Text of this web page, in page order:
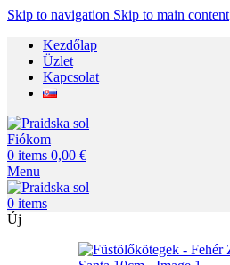
Skip to navigation Skip to main content
Kezdőlap
Üzlet
Kapcsolat
Fiókom
0 items 0,00 €
Menu
0 items
Új